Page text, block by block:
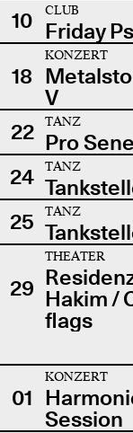
10
CLUB
Friday
18
KONZERT
V
22
TANZ
Pro
24
TANZ
25
TANZ
29
THEATER
Hakim /
flags
01
KONZERT
Session